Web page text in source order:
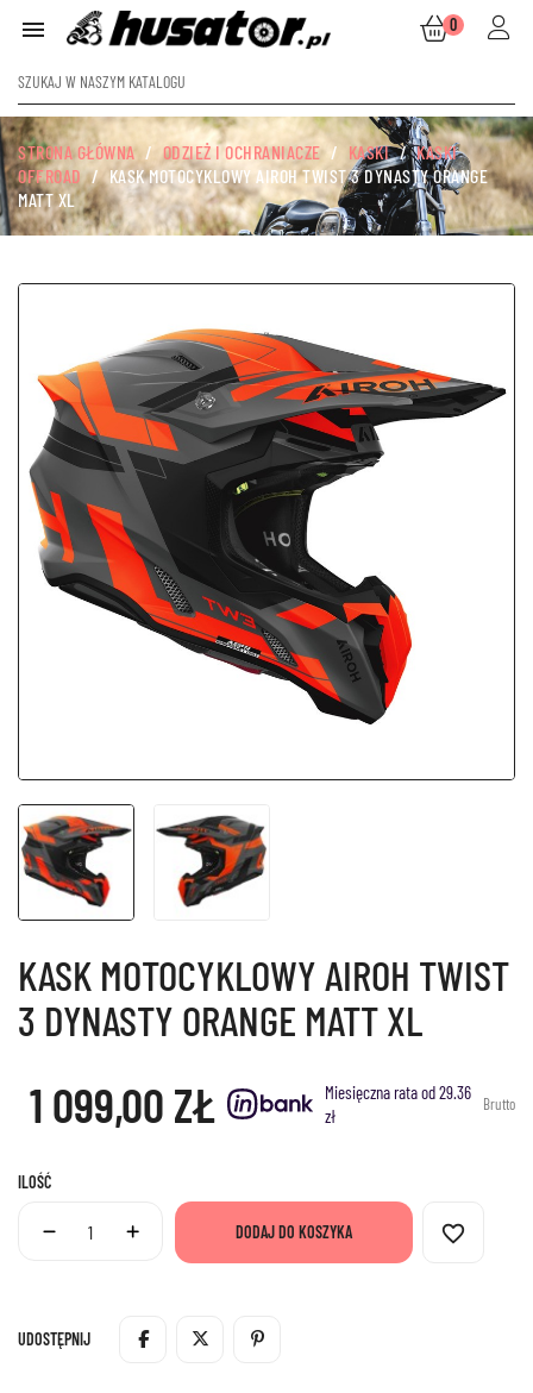
 0
STRONA GŁÓWNA ODZIEŻ I OCHRANIACZE KASKI
KASKI
OFFROAD
KASK MOTOCYKLOWY AIROH TWIST 3 DYNASTY ORANGE
MATT XL
KASK MOTOCYKLOWY AIROH TWIST
3 DYNASTY ORANGE MATT XL
1 099,00 ZŁ
Miesięczna rata od 29.36
zł
Brutto
ILOŚĆ
DODAJ DO KOSZYKA favorite_border
UDOSTĘPNIJ